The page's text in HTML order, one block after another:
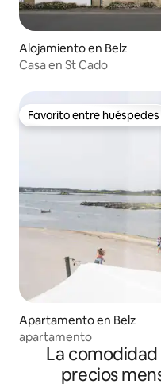
Alojamiento en Belz
Casa en St Cado
Favorito entre huéspedes
Favorito entre huéspedes
Apartamento en Belz
apartamento
La
precios